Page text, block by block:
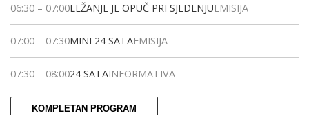
06:30 – 07:00LEŽANJE JE OPUČ PRI SJEDENJUEMISIJA
07:00 – 07:30MINI 24 SATAEMISIJA
07:30 – 08:0024 SATAINFORMATIVA
KOMPLETAN PROGRAM